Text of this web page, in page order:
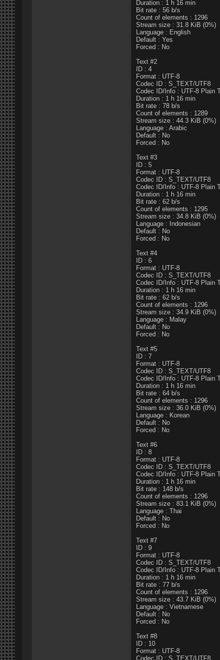
Duration : 1 h 16 min
Bit rate : 56 b/s
Count of elements : 1296
Stream size : 31.8 KiB (0%)
Language : English
Default : Yes
Forced : No
Text #2
ID : 4
Format : UTF-8
Codec ID : S_TEXT/UTF8
Codec ID/Info : UTF-8 Plain
Duration : 1 h 16 min
Bit rate : 78 b/s
Count of elements : 1289
Stream size : 44.3 KiB (0%)
Language : Arabic
Default : No
Forced : No
Text #3
ID : 5
Format : UTF-8
Codec ID : S_TEXT/UTF8
Codec ID/Info : UTF-8 Plain
Duration : 1 h 16 min
Bit rate : 62 b/s
Count of elements : 1295
Stream size : 34.8 KiB (0%)
Language : Indonesian
Default : No
Forced : No
Text #4
ID : 6
Format : UTF-8
Codec ID : S_TEXT/UTF8
Codec ID/Info : UTF-8 Plain
Duration : 1 h 16 min
Bit rate : 62 b/s
Count of elements : 1296
Stream size : 34.9 KiB (0%)
Language : Malay
Default : No
Forced : No
Text #5
ID : 7
Format : UTF-8
Codec ID : S_TEXT/UTF8
Codec ID/Info : UTF-8 Plain
Duration : 1 h 16 min
Bit rate : 64 b/s
Count of elements : 1296
Stream size : 36.0 KiB (0%)
Language : Korean
Default : No
Forced : No
Text #6
ID : 8
Format : UTF-8
Codec ID : S_TEXT/UTF8
Codec ID/Info : UTF-8 Plain
Duration : 1 h 16 min
Bit rate : 148 b/s
Count of elements : 1296
Stream size : 83.1 KiB (0%)
Language : Thai
Default : No
Forced : No
Text #7
ID : 9
Format : UTF-8
Codec ID : S_TEXT/UTF8
Codec ID/Info : UTF-8 Plain
Duration : 1 h 16 min
Bit rate : 77 b/s
Count of elements : 1296
Stream size : 43.7 KiB (0%)
Language : Vietnamese
Default : No
Forced : No
Text #8
ID : 10
Format : UTF-8
Codec ID : S_TEXT/UTF8